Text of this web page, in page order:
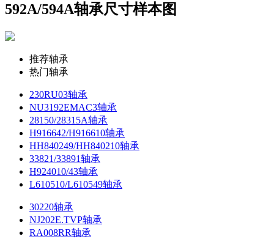
592A/594A轴承尺寸样本图
推荐轴承
热门轴承
230RU03轴承
NU3192EMAC3轴承
28150/28315A轴承
H916642/H916610轴承
HH840249/HH840210轴承
33821/33891轴承
H924010/43轴承
L610510/L610549轴承
30220轴承
NJ202E.TVP轴承
RA008RR轴承